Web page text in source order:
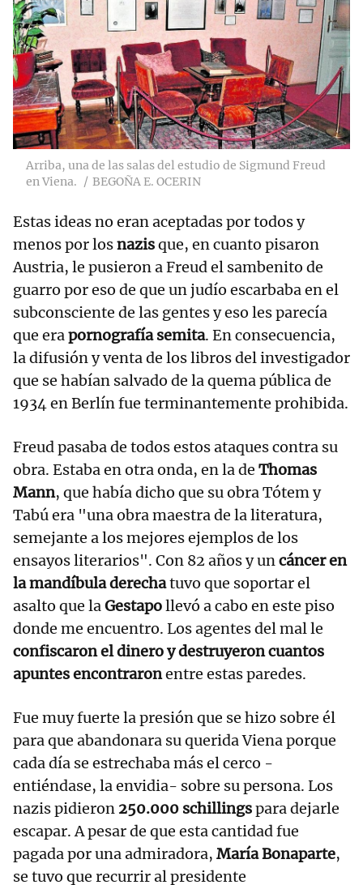
Arriba, una de las salas del estudio de Sigmund Freud
en Viena.
BEGOÑA E. OCERIN
Estas ideas no eran aceptadas por todos y
menos por losnazisque, en cuanto pisaron
Austria, le pusieron a Freud el sambenito de
guarro por eso de que un judío escarbaba en el
subconsciente de las gentes y eso les parecía
que erapornografía semita. En consecuencia,
la difusión y venta de los libros del investigador
que se habían salvado de la quema pública de
1934 en Berlín fue terminantemente prohibida.
Freud pasaba de todos estos ataques contra su
obra. Estaba en otra onda, en la de Thomas
Mann, que había dicho que su obra Tótem y
Tabú era "una obra maestra de la literatura,
semejante a los mejores ejemplos de los
ensayos literarios". Con 82 años y uncáncer en
la mandíbula derechatuvo que soportar el
asalto que laGestapollevó a cabo en este piso
donde me encuentro. Los agentes del mal le
confiscaron el dinero y destruyeron cuantos
apuntes encontraronentre estas paredes.
Fue muy fuerte la presión que se hizo sobre él
para que abandonara su querida Viena porque
cada día se estrechaba más el cerco -
entiéndase, la envidia- sobre su persona. Los
nazis pidieron 250.000 schillingspara dejarle
escapar. A pesar de que esta cantidad fue
pagada por una admiradora, María Bonaparte,
se tuvo que recurrir al presidente